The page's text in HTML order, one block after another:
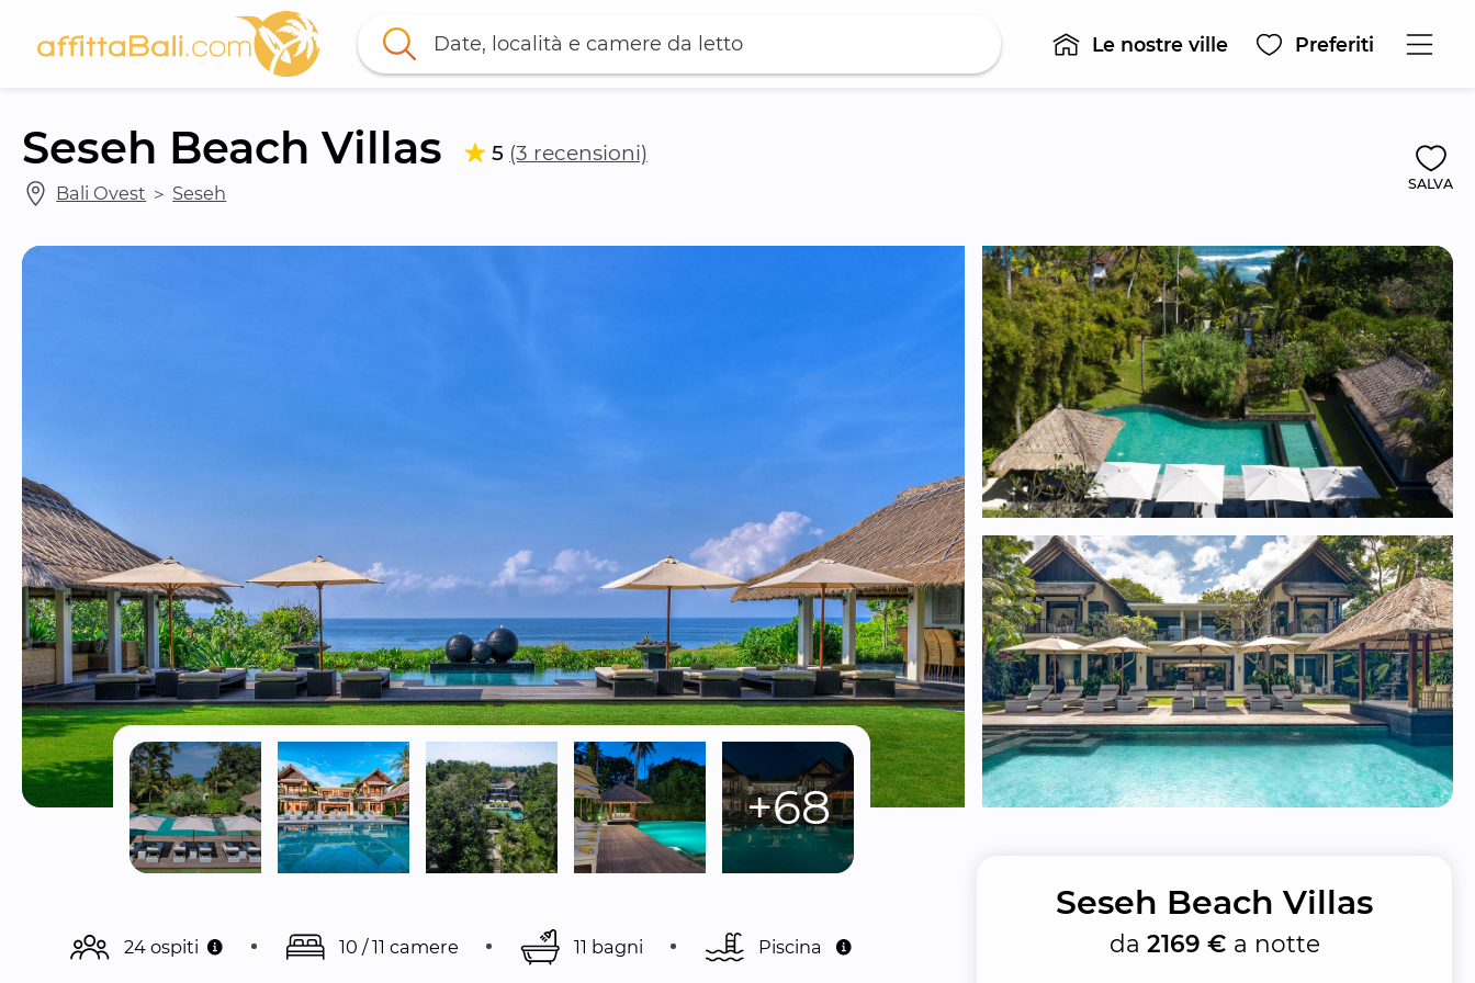
Date, località e camere da letto Le nostre ville Preferiti
Seseh Beach Villas 5 (3 recensioni)
Bali Ovest ＞ Seseh SALVA
+68
24 ospiti 10 / 11 camere 11 bagni Piscina
Seseh Beach Villas
da 2169 € a notte